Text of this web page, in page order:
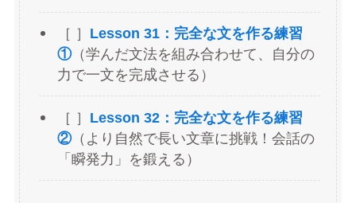
［ ］ Lesson 31：完全な文を作る練習
①（学んだ文法を組み合わせて、自分の
力で一文を完成させる）
［ ］ Lesson 32：完全な文を作る練習
②（より自然で長い文章に挑戦！会話の
「瞬発力」を鍛える）